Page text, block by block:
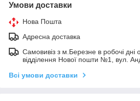
Умови доставки
Нова Пошта
Адресна доставка
Самовивіз з м.Березне в робочі дні
відділення Нової пошти №1, вул.
Всі умови доставки